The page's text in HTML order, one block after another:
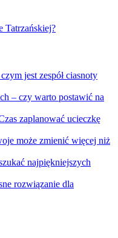
Tatrzańskiej?
jest zespół ciasnoty
– czy warto postawić na
zaplanować ucieczkę
może zmienić więcej niż
najpiękniejszych
rozwiązanie dla